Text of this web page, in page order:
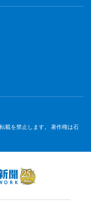
載を禁止します。 著作権は石